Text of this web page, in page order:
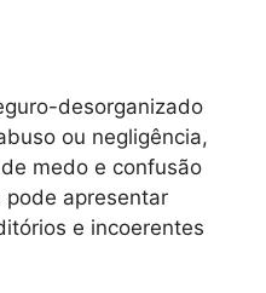
desorganizado
ou negligência,
medo e confusão
pode apresentar
e incoerentes